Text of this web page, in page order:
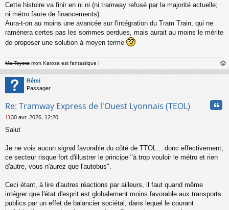
Cette histoire va finir en ni ni (ni tramway refusé par la majorité actuelle;
ni métro faute de financements).
Aura-t-on au moins une avancée sur l'intégration du Tram Train, qui ne
ramènera certes pas les sommes perdues, mais aurait au moins le mérite
de proposer une solution à moyen terme
Ma Toyota mon Karosa est fantastique !
au
Rémi
Passager
Re: Tramway Express de l'Ouest Lyonnais (TEOL)
e
s
g
e
o
n
u
30 avr. 2026, 12:20
Salut
Je ne vois aucun signal favorable du côté de TTOL... donc effectivement,
ce secteur risque fort d'illustrer le principe "à trop vouloir le métro et rien
d'autre, vous n'aurez que l'autobus".
Ceci étant, à lire d'autres réactions par ailleurs, il faut quand même
intégrer que l'état d'esprit est globalement moins favorable aux transports
publics par un effet de balancier sociétal, dans lequel le courant